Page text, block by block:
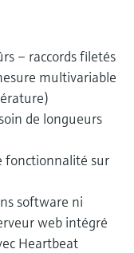
– raccords filetés
multivariable
de longueurs
fonctionnalité sur
software ni
web intégré
Heartbeat